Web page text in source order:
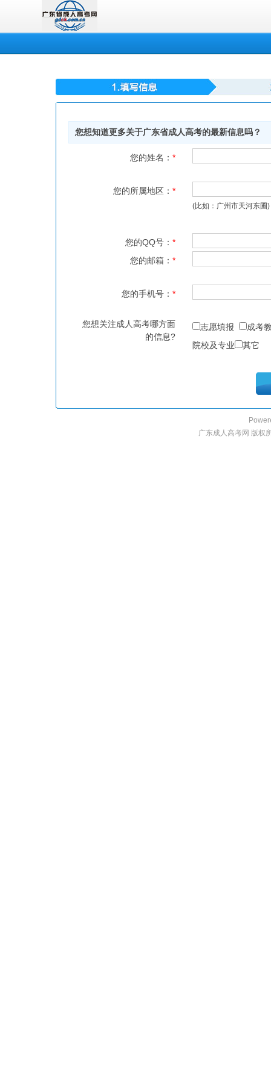
您想知道更多关于广东省成人高考的最新信息吗？
您的姓名： *
您的所属地区： *
(比如：广州市天河东圃)
您的QQ号： *
您的邮箱： *
您的手机号： *
您想关注成人高考哪方面
的信息?
志愿填报
成考
院校及专业
其它
广东成人高考网 版权